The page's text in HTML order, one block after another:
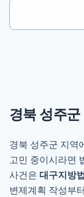
경북 성주군
경북 성주군 지역
고민 중이시라면
사건은 대구지방
변제계획 작성부